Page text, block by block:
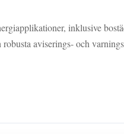
inklusive
aviserings- och